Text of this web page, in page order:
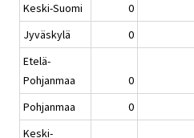
Keski-Suomi
0
Jyväskylä
0
Etelä-
Pohjanmaa
0
Pohjanmaa
0
Keski-